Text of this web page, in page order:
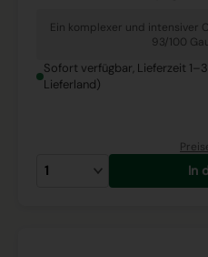
Ein komplexer und intensiver
93/100
Sofort verfügbar, Lieferzeit
Lieferland)
In